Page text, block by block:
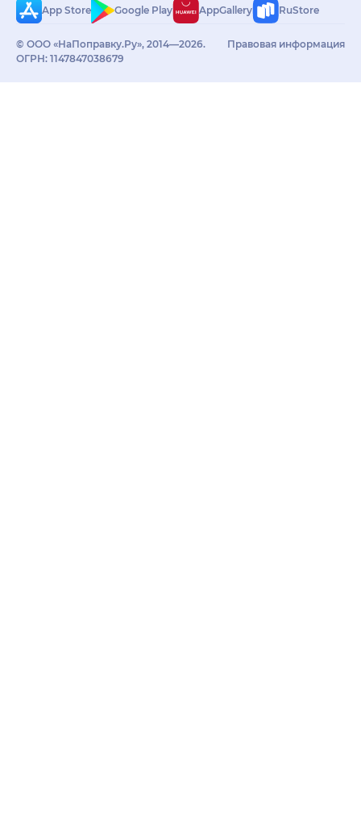
App Store
Google Play AppGallery RuStore
© ООО «НаПоправку.Ру», 2014—2026.
ОГРН: 1147847038679
Правовая информация